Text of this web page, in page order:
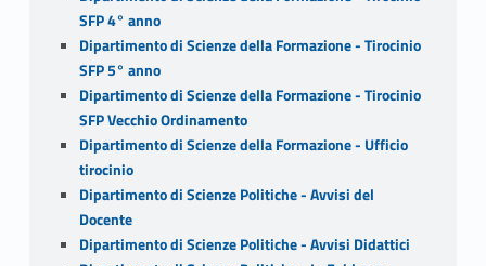
SFP 4° anno
Dipartimento di Scienze della Formazione - Tirocinio
SFP 5° anno
Dipartimento di Scienze della Formazione - Tirocinio
SFP Vecchio Ordinamento
Dipartimento di Scienze della Formazione - Ufficio
tirocinio
Dipartimento di Scienze Politiche - Avvisi del
Docente
Dipartimento di Scienze Politiche - Avvisi Didattici